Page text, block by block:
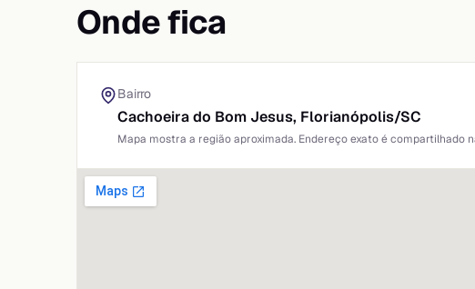
Onde fica
Bairro
Cachoeira do Bom Jesus, Florianópolis/SC
Mapa mostra a região aproximada. Endereço exato é compartilhado